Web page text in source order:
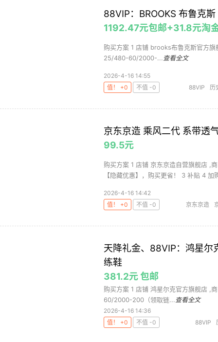
88VIP：BROOKS 布鲁克
1192.47元包邮+31.8元淘
购买方案 1 店铺 brooks布鲁克斯官方
25/480-60/2000-... 查看全文
2026-4-16 14:55
值！ +0
不值 -0 88VIP 历
京东京造 乘风二代 系带透
99.5元
购买方案 1 店铺 京东京造自营旗舰店 ,
【隐藏优惠】，购买更省！ 3 补贴 4 加
2026-4-16 14:42
值！ +0
不值 -0 京东京造
天降礼金、88VIP：鸿星尔
练鞋
381.2元 包邮
购买方案 1 店铺 鸿星尔克官方旗舰店
60/2000-200（领取链... 查看全文
2026-4-16 14:36
值！ +0
不值 -0 88VIP